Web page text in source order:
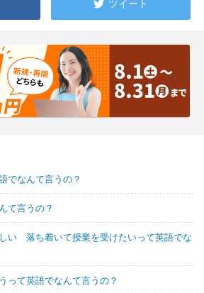
ツイート
でなんて言うの？
て言うの？
い 落ち着いて授業を受けたいって英語でな
って英語でなんて言うの？